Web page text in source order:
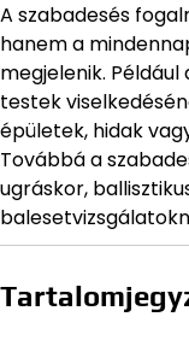
A szabadesés
hanem a
megjelenik.
testek
épületek, hidak
Továbbá a
ugráskor,